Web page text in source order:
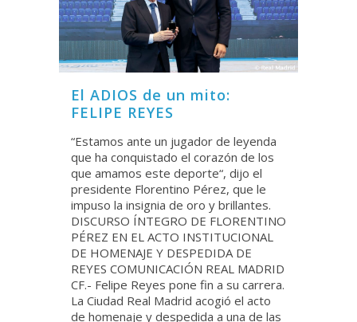
El ADIOS de un mito:
FELIPE REYES
“Estamos ante un jugador de leyenda
que ha conquistado el corazón de los
que amamos este deporte“, dijo el
presidente Florentino Pérez, que le
impuso la insignia de oro y brillantes.
DISCURSO ÍNTEGRO DE FLORENTINO
PÉREZ EN EL ACTO INSTITUCIONAL
DE HOMENAJE Y DESPEDIDA DE
REYES COMUNICACIÓN REAL MADRID
CF.- Felipe Reyes pone fin a su carrera.
La Ciudad Real Madrid acogió el acto
de homenaje y despedida a una de las